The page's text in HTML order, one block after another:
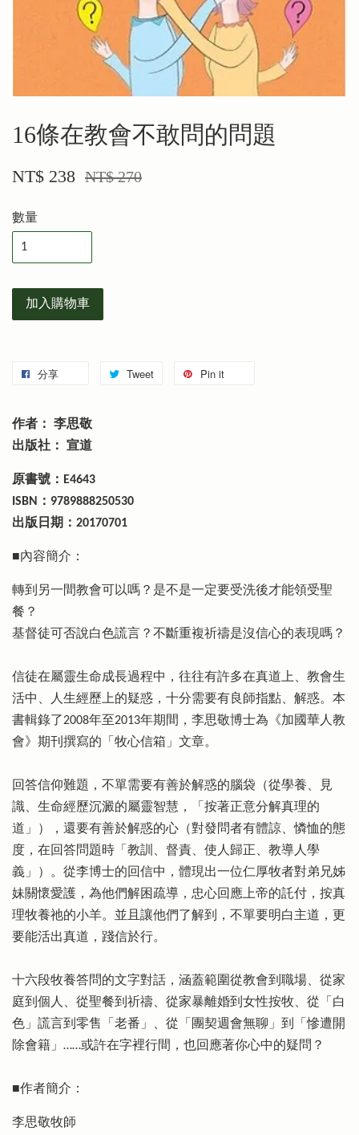
16條在教會不敢問的問題
NT$ 238 NT$ 270
數量
加入購物車
分享 Tweet Pin it
作者： 李思敬
出版社： 宣道
原書號：E4643
ISBN：9789888250530
出版日期：20170701
■內容簡介：
轉到另一間教會可以嗎？是不是一定要受洗後才能領受聖
餐？
基督徒可否說白色謊言？不斷重複祈禱是沒信心的表現嗎？
信徒在屬靈生命成長過程中，往往有許多在真道上、教會生
活中、人生經歷上的疑惑，十分需要有良師指點、解惑。本
書輯錄了2008年至2013年期間，李思敬博士為《加國華人教
會》期刊撰寫的「牧心信箱」文章。
回答信仰難題，不單需要有善於解惑的腦袋（從學養、見
識、生命經歷沉澱的屬靈智慧，「按著正意分解真理的
道」），還要有善於解惑的心（對發問者有體諒、憐恤的態
度，在回答問題時「教訓、督責、使人歸正、教導人學
義」）。從李博士的回信中，體現出一位仁厚牧者對弟兄姊
妹關懷愛護，為他們解困疏導，忠心回應上帝的託付，按真
理牧養祂的小羊。並且讓他們了解到，不單要明白主道，更
要能活出真道，踐信於行。
十六段牧養答問的文字對話，涵蓋範圍從教會到職場、從家
庭到個人、從聖餐到祈禱、從家暴離婚到女性按牧、從「白
色」謊言到零售「老番」、從「團契週會無聊」到「慘遭開
除會籍」……或許在字裡行間，也回應著你心中的疑問？
■作者簡介：
李思敬牧師